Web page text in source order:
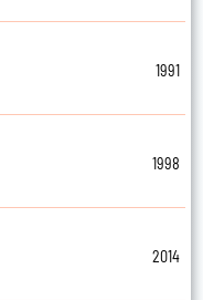
1991
1998
2014